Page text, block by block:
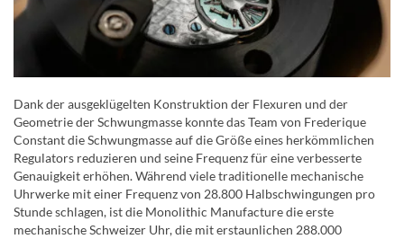
Dank der ausgeklügelten Konstruktion der Flexuren und der
Geometrie der Schwungmasse konnte das Team von Frederique
Constant die Schwungmasse auf die Größe eines herkömmlichen
Regulators reduzieren und seine Frequenz für eine verbesserte
Genauigkeit erhöhen. Während viele traditionelle mechanische
Uhrwerke mit einer Frequenz von 28.800 Halbschwingungen pro
Stunde schlagen, ist die Monolithic Manufacture die erste
mechanische Schweizer Uhr, die mit erstaunlichen 288.000